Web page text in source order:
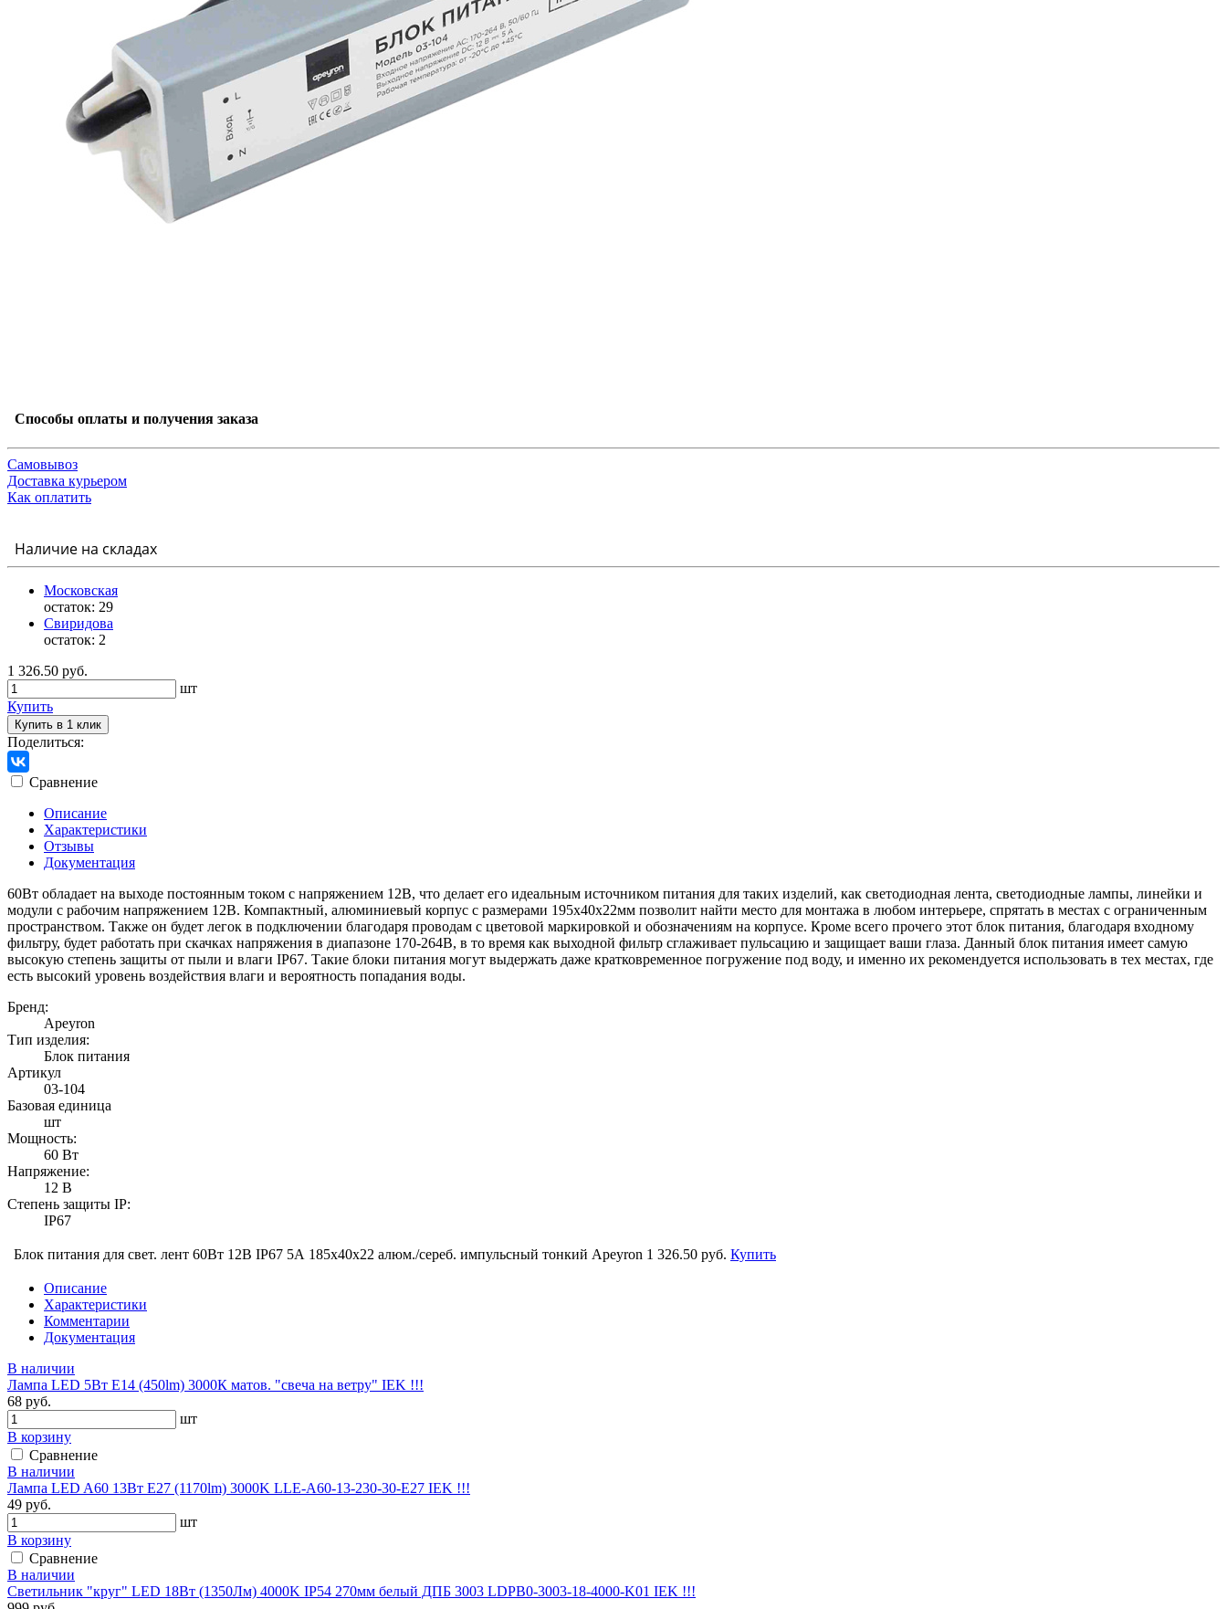
Способы оплаты и получения заказа
Самовывоз
Доставка курьером
Как оплатить
Наличие на складах
Московская
остаток: 29
Свиридова
остаток: 2
1 326.50 руб.
шт
Купить
Купить в 1 клик
Поделиться:
Сравнение
Описание
Характеристики
Отзывы
Документация
60Вт обладает на выходе постоянным током с напряжением 12В, что делает его идеальным источником питания для таких изделий, как светодиодная лента, светодиодные лампы, линейки и
модули с рабочим напряжением 12В. Компактный, алюминиевый корпус с размерами 195х40х22мм позволит найти место для монтажа в любом интерьере, спрятать в местах с ограниченным
пространством. Также он будет легок в подключении благодаря проводам с цветовой маркировкой и обозначениям на корпусе. Кроме всего прочего этот блок питания, благодаря входному
фильтру, будет работать при скачках напряжения в диапазоне 170-264В, в то время как выходной фильтр сглаживает пульсацию и защищает ваши глаза. Данный блок питания имеет самую
высокую степень защиты от пыли и влаги IP67. Такие блоки питания могут выдержать даже кратковременное погружение под воду, и именно их рекомендуется использовать в тех местах, где
есть высокий уровень воздействия влаги и вероятность попадания воды.
Бренд:
Apeyron
Тип изделия:
Блок питания
Артикул
03-104
Базовая единица
шт
Мощность:
60 Вт
Напряжение:
12 В
Степень защиты IP:
IP67
Блок питания для свет. лент 60Вт 12В IP67 5А 185х40х22 алюм./сереб. импульсный тонкий Apeyron 1 326.50 руб. Купить
Описание
Характеристики
Комментарии
Документация
В наличии
Лампа LED 5Вт Е14 (450lm) 3000К матов. "свеча на ветру" IEK !!!
68 руб.
шт
В корзину
Сравнение
В наличии
Лампа LED A60 13Вт Е27 (1170lm) 3000K LLE-A60-13-230-30-E27 IEK !!!
49 руб.
шт
В корзину
Сравнение
В наличии
Светильник "круг" LED 18Вт (1350Лм) 4000K IP54 270мм белый ДПБ 3003 LDPB0-3003-18-4000-K01 IEK !!!